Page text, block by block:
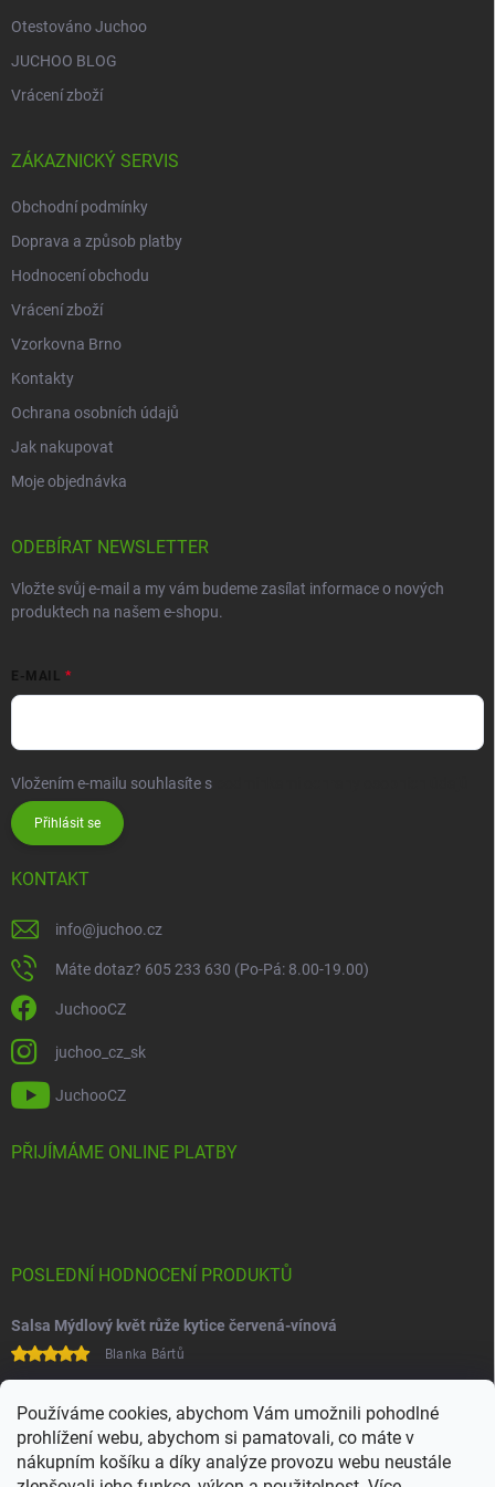
Používáme cookies, abychom Vám umožnili pohodlné
prohlížení webu, abychom si pamatovali, co máte v
nákupním košíku a díky analýze provozu webu neustále
Otestováno Juchoo
JUCHOO BLOG
Vrácení zboží
ZÁKAZNICKÝ SERVIS
Obchodní podmínky
Doprava a způsob platby
Hodnocení obchodu
Vrácení zboží
Vzorkovna Brno
Kontakty
Ochrana osobních údajů
Jak nakupovat
Moje objednávka
ODEBÍRAT NEWSLETTER
Vložte svůj e-mail a my vám budeme zasílat informace o nových
produktech na našem e-shopu.
E-MAIL
Vložením e-mailu souhlasíte s
Přihlásit se
KONTAKT
info@juchoo.cz
Máte dotaz? 605 233 630 (Po-Pá: 8.00-19.00)
JuchooCZ
juchoo_cz_sk
JuchooCZ
PŘIJÍMÁME ONLINE PLATBY
POSLEDNÍ HODNOCENÍ PRODUKTŮ
Salsa Mýdlový květ růže kytice červená-vínová
Blanka Bártů